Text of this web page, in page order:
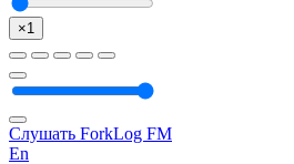
×1
Слушать ForkLog FM
En